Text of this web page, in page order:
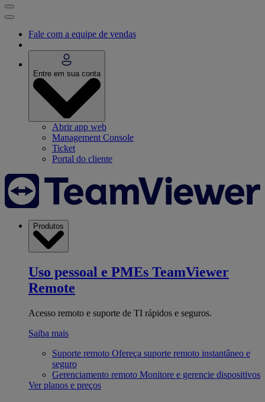
Fale com a equipe de vendas
Entre em sua conta
Abrir app web
Management Console
Ticket
Portal do cliente
Produtos
Uso pessoal e PMEs TeamViewer
Remote
Acesso remoto e suporte de TI rápidos e seguros.
Saiba mais
Suporte remoto Ofereça suporte remoto instantâneo e
seguro
Gerenciamento remoto Monitore e gerencie dispositivos
Ver planos e preços